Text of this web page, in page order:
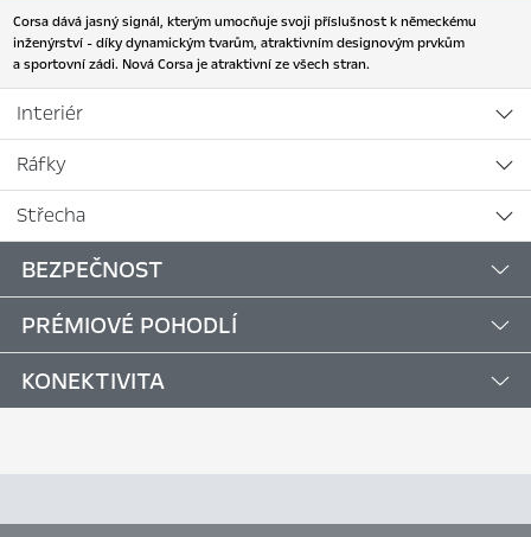
Corsa dává jasný signál, kterým umocňuje svoji příslušnost k německému
inženýrství - díky dynamickým tvarům, atraktivním designovým prvkům
a sportovní zádi. Nová Corsa je atraktivní ze všech stran.
Interiér
Ráfky
Střecha
BEZPEČNOST
PRÉMIOVÉ POHODLÍ
KONEKTIVITA